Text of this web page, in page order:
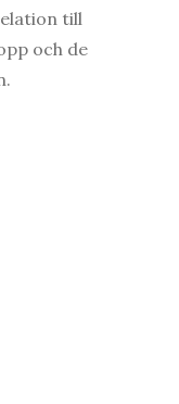
till
och de